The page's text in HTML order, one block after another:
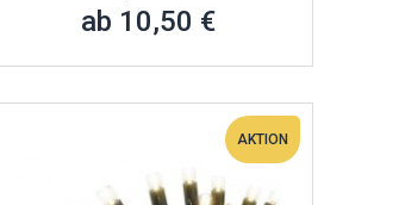
ab 10,50 €
AKTION